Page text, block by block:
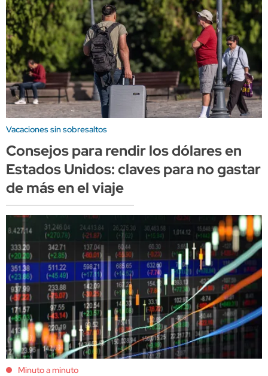
Vacaciones sin sobresaltos
Consejos para rendir los dólares en
Estados Unidos: claves para no gastar
de más en el viaje
Minuto a minuto